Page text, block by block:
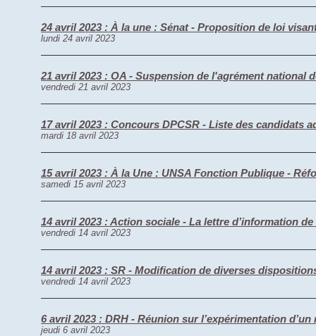
24 avril 2023 : À la une : Sénat - Proposition de loi
lundi 24 avril 2023
21 avril 2023 : OA - Suspension de l'agrément national
vendredi 21 avril 2023
17 avril 2023 : Concours DPCSR - Liste des candidats
mardi 18 avril 2023
15 avril 2023 : À la Une : UNSA Fonction Publique -
samedi 15 avril 2023
14 avril 2023 : Action sociale - La lettre d’information
vendredi 14 avril 2023
14 avril 2023 : SR - Modification de diverses
vendredi 14 avril 2023
6 avril 2023 : DRH - Réunion sur l’expérimentation
jeudi 6 avril 2023